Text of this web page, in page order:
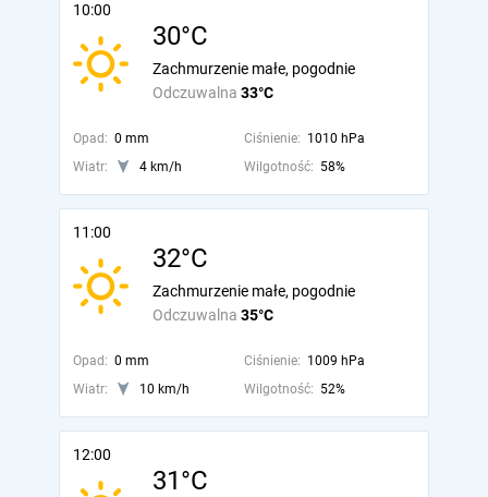
10:00
30°C
Odczuwalna 33°C
Zachmurzenie małe, pogodnie
Opad: 0 mm Ciśnienie: 1010 hPa
Wiatr:
4 km/h Wilgotność: 58%
11:00
32°C
Odczuwalna 35°C
Zachmurzenie małe, pogodnie
Opad: 0 mm Ciśnienie: 1009 hPa
Wiatr:
10 km/h Wilgotność: 52%
12:00
31°C